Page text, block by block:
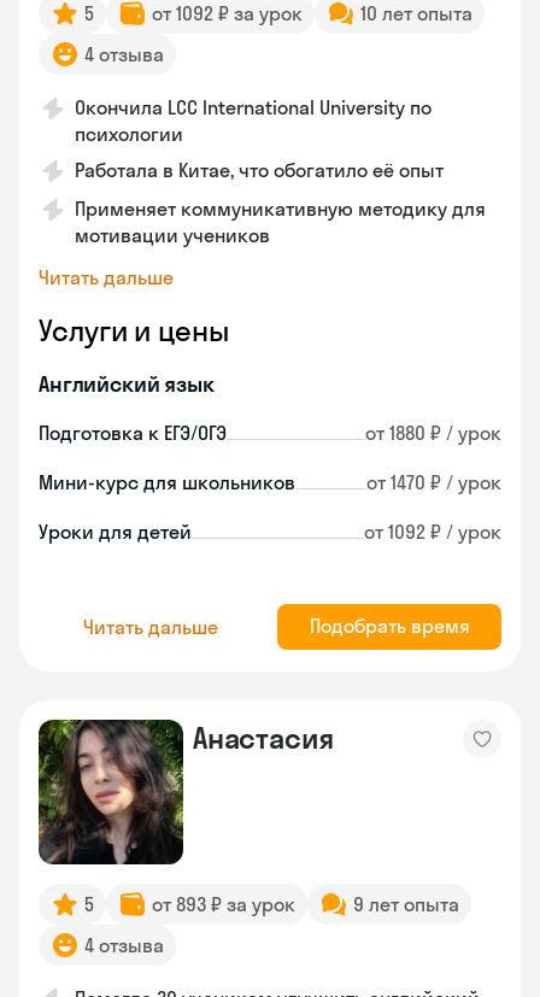
5 от 1092 ₽ за урок
10 лет опыта
4 отзыва
Окончила LCC International University по
психологии
Работала в Китае, что обогатило её опыт
Применяет коммуникативную методику для
мотивации учеников
Читать дальше
Услуги и цены
Английский язык
Подготовка к ЕГЭ/ОГЭ от 1880 ₽ / урок
Мини-курс для школьников от 1470 ₽ / урок
Уроки для детей от 1092 ₽ / урок
Читать дальше Подобрать время
Анастасия
5 от 893 ₽ за урок
9 лет опыта
4 отзыва